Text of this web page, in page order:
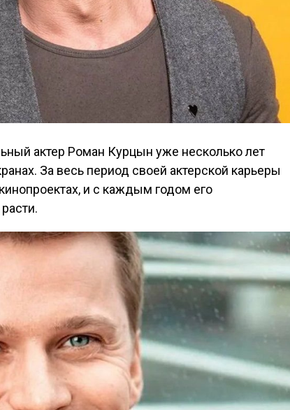
актер Роман Курцын уже несколько лет
За весь период своей актерской карьеры
и с каждым годом его